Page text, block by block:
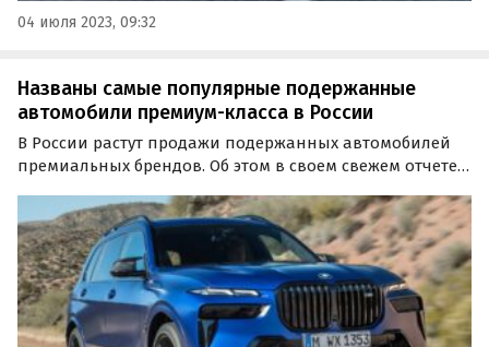
04 июля 2023, 09:32
Названы самые популярные подержанные
автомобили премиум-класса в России
В России растут продажи подержанных автомобилей
премиальных брендов. Об этом в своем свежем отчете
изучили статистику продаж машин премиум-класса на
отечественном вторичном рынке.